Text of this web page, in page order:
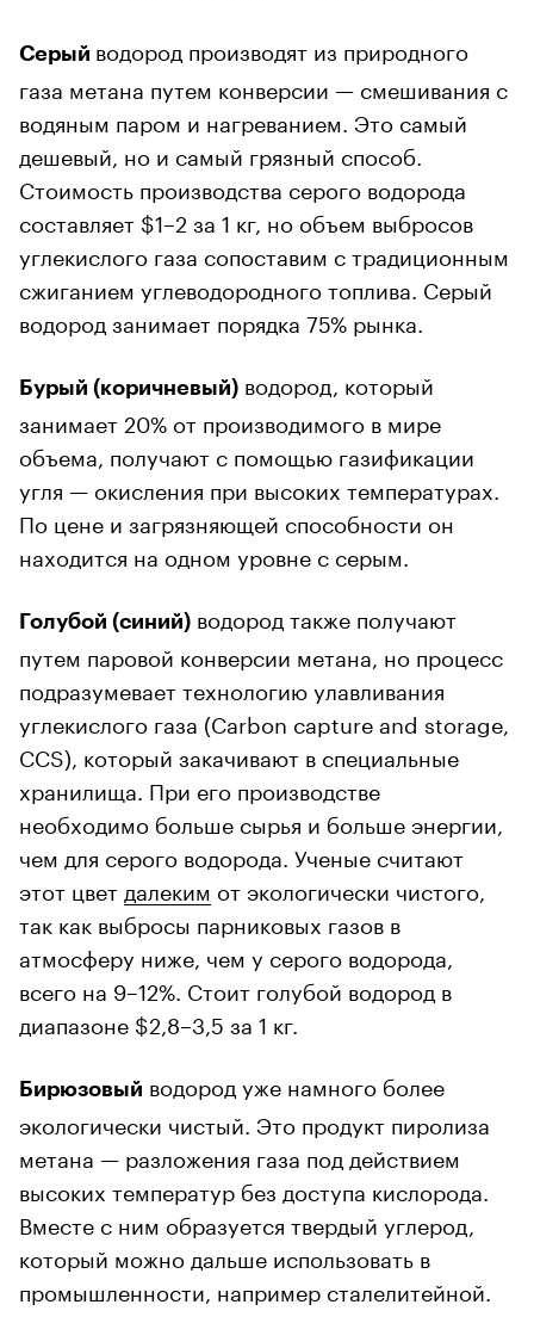
Серый водород производят из природного
газа метана путем конверсии — смешивания с
водяным паром и нагреванием. Это самый
дешевый, но и самый грязный способ.
Стоимость производства серого водорода
составляет $1–2 за 1 кг, но объем выбросов
углекислого газа сопоставим с традиционным
сжиганием углеводородного топлива. Серый
водород занимает порядка 75% рынка.
Бурый (коричневый) водород, который
занимает 20% от производимого в мире
объема, получают с помощью газификации
угля — окисления при высоких температурах.
По цене и загрязняющей способности он
находится на одном уровне с серым.
Голубой (синий) водород также получают
путем паровой конверсии метана, но процесс
подразумевает технологию улавливания
углекислого газа (Carbon capture and storage,
CCS), который закачивают в специальные
хранилища. При его производстве
необходимо больше сырья и больше энергии,
чем для серого водорода. Ученые считают
этот цвет далеким от экологически чистого,
так как выбросы парниковых газов в
атмосферу ниже, чем у серого водорода,
всего на 9–12%. Стоит голубой водород в
диапазоне $2,8–3,5 за 1 кг.
Бирюзовый водород уже намного более
экологически чистый. Это продукт пиролиза
метана — разложения газа под действием
высоких температур без доступа кислорода.
Вместе с ним образуется твердый углерод,
который можно дальше использовать в
промышленности, например сталелитейной.